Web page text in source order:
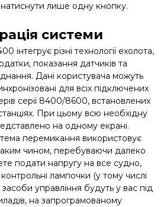
натиснути лише одну кнопку.
системи
інтегрує різні технології ехолота,
показання датчиків та
Дані користувача можуть
для всіх підключених
серії 8400/8600, встановлених
При цьому всю необхідну
на одному екрані.
перемикання використовує
чином, перебуваючи далеко
подати напругу на все судно,
лампочки (у тому числі
управління будуть у вас під
на запрограмованому